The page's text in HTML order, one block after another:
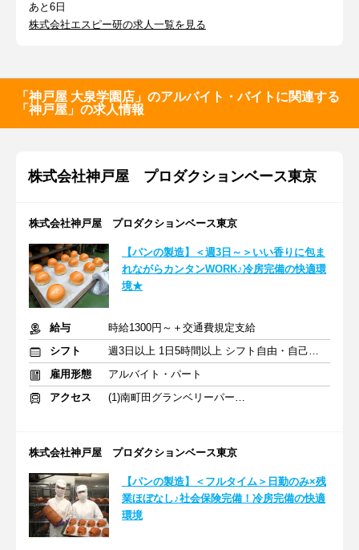
あと6日
株式会社エスピー研の求人一覧を見る
「神戸屋 大泉学園店」のアルバイト・バイトに関連する
「神戸屋」の求人情報
株式会社神戸屋 プロダクションベース東京
株式会社神戸屋 プロダクションベース東京
【パンの製造】＜週3日～＞いい香りに包ま
れながらカンタンWORK♪冷房完備の快適環
境★
給与
時給1300円～＋交通費規定支給
シフト
週3日以上 1日5時間以上 シフト自由・自己申告
雇用形態
アルバイト・パート
アクセス
(1)南町田グランベリーパーク駅 (2)大和駅
株式会社神戸屋 プロダクションベース東京
【パンの製造】＜フルタイム＞日勤のみ×残
業ほぼなし♪社会保険完備！冷房完備の快適
環境